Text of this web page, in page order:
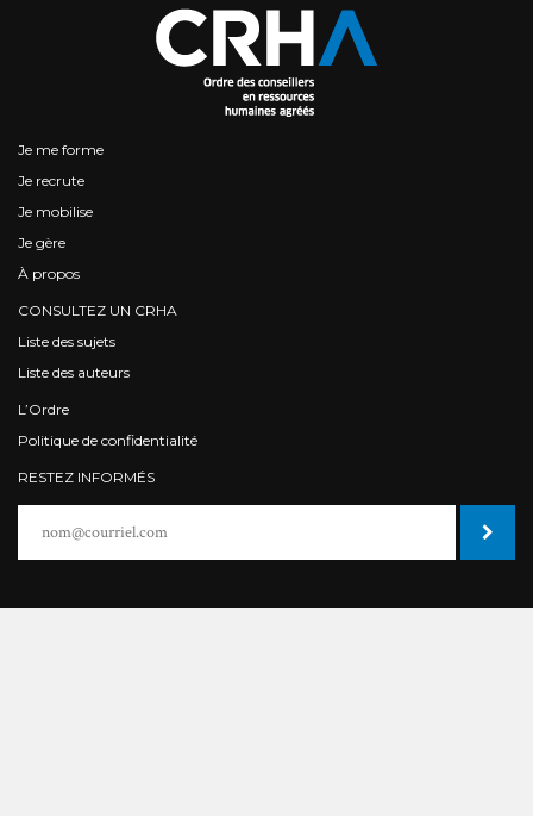
Je me forme
Je recrute
Je mobilise
Je gère
À propos
CONSULTEZ UN CRHA
Liste des sujets
Liste des auteurs
L’Ordre
Politique de confidentialité
RESTEZ INFORMÉS